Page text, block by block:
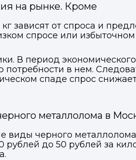
на рынке. Кроме
зависят от спроса и
спросе или
В период
потребности в нем.
спаде спрос
металлолома в
черного металлолома
рублей до 50 рублей за